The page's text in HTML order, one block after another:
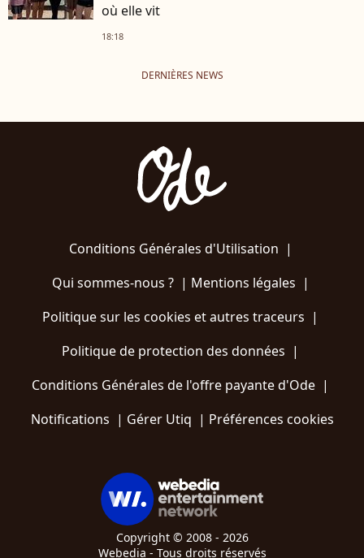
où elle vit
18:18
DERNIÈRES NEWS
Conditions Générales d'Utilisation |
Qui sommes-nous ?| Mentions légales |
Politique sur les cookies et autres traceurs |
Politique de protection des données |
Conditions Générales de l'offre payante d'Ode |
Notifications | Gérer Utiq | Préférences cookies
Copyright © 2008 - 2026
Webedia - Tous droits réservés